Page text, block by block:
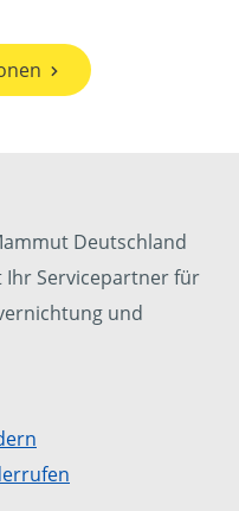
Deutschland
Ihr Servicepartner für
und